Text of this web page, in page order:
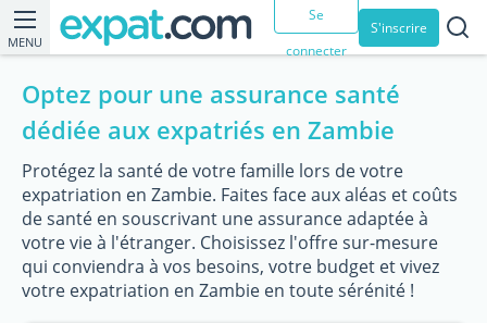
MENU
Se
connecter
S'inscrire
Optez pour une assurance santé
dédiée aux expatriés en Zambie
Protégez la santé de votre famille lors de votre
expatriation en Zambie. Faites face aux aléas et coûts
de santé en souscrivant une assurance adaptée à
votre vie à l'étranger. Choisissez l'offre sur-mesure
qui conviendra à vos besoins, votre budget et vivez
votre expatriation en Zambie en toute sérénité !